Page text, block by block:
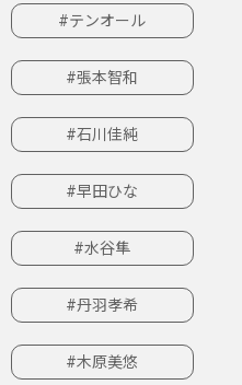
#テンオール
#張本智和
#石川佳純
#早田ひな
#水谷隼
#丹羽孝希
#木原美悠